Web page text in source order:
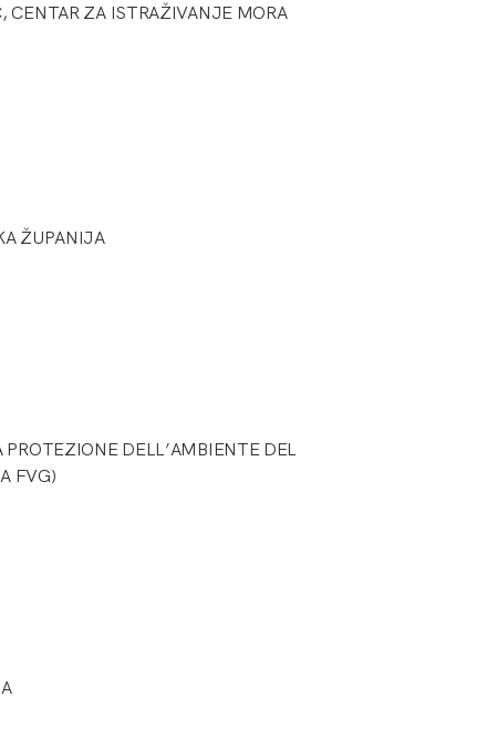
CENTAR ZA ISTRAŽIVANJE MORA
ŽUPANIJA
PROTEZIONE DELL’AMBIENTE DEL
FVG)